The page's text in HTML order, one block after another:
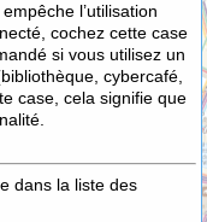
l’utilisation
cochez cette case
si vous utilisez un
cybercafé,
case, cela signifie que
dans la liste des